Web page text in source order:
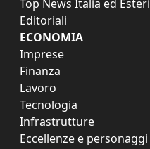
Top News Italia ed Esteri
Editoriali
ECONOMIA
Imprese
Finanza
Lavoro
Tecnologia
Infrastrutture
Eccellenze e personaggi